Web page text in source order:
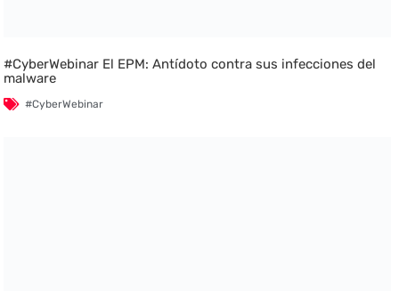
#CyberWebinar El EPM: Antídoto contra sus infecciones del
malware
#CyberWebinar